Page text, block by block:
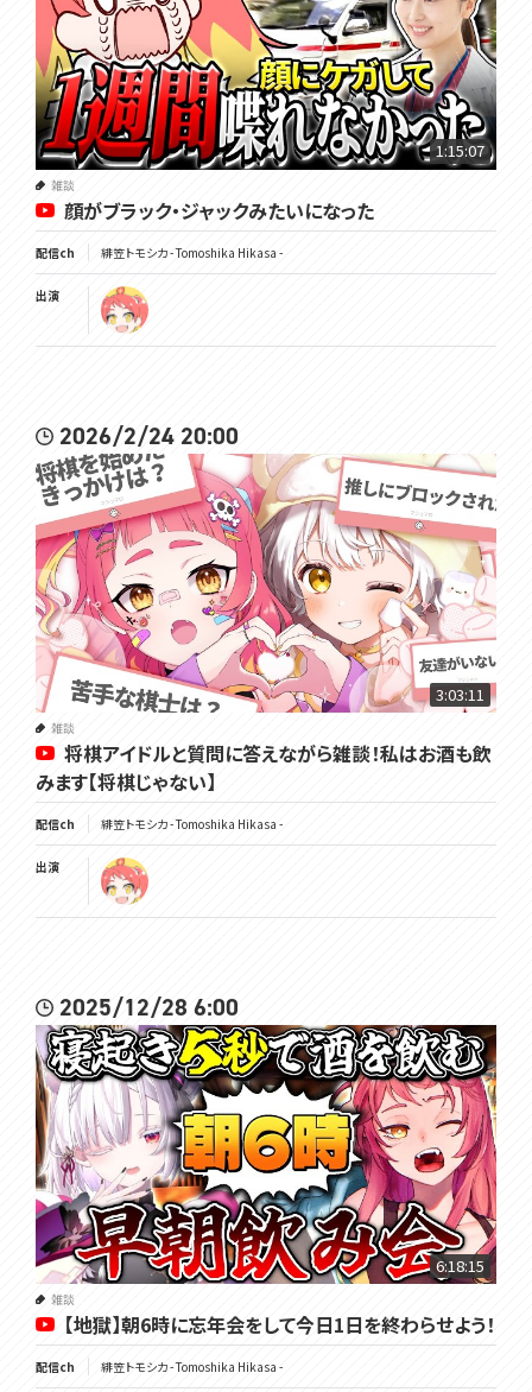
1:15:07
雑談
顔がブラック・ジャックみたいになった
配信ch 緋笠トモシカ - Tomoshika Hikasa -
出演
2026/2/24 20:00
3:03:11
雑談
将棋アイドルと質問に答えながら雑談！私はお酒も飲
みます【将棋じゃない】
配信ch 緋笠トモシカ - Tomoshika Hikasa -
出演
2025/12/28 6:00
6:18:15
雑談
【地獄】朝6時に忘年会をして今日1日を終わらせよう！
配信ch 緋笠トモシカ - Tomoshika Hikasa -